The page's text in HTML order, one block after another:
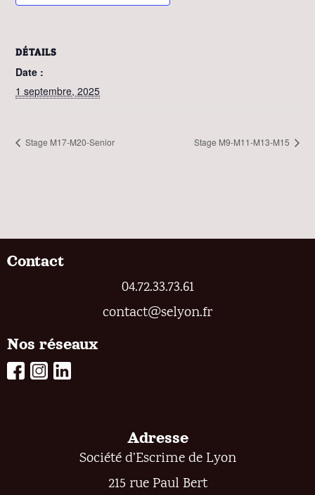
DÉTAILS
Date :
1 septembre, 2025
Stage M17-M20-Senior Stage M9-M11-M13-M15
Contact
04.72.33.73.61
contact@selyon.fr
Nos réseaux
Adresse
Société d’Escrime de Lyon
215 rue Paul Bert